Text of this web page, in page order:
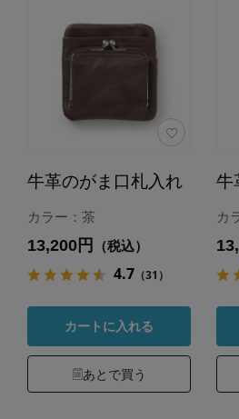
牛革のがま口札入れ
カラー：茶
13,200円 （税込）
4.7（31）
カートに入れる
あとで買う
牛
カ